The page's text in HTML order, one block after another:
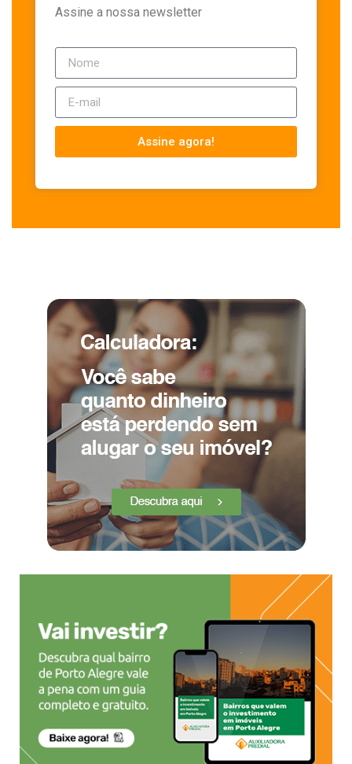
Assine a nossa newsletter
Assine agora!